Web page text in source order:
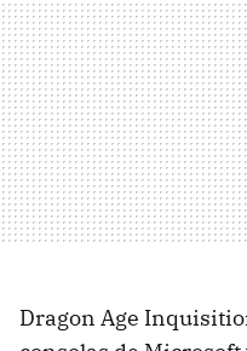
Dragon Age